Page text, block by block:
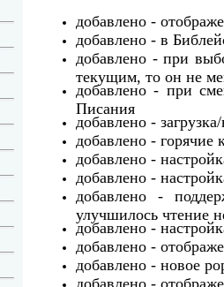
добавлено -
добавлено - в
добавлено - при
текущим, то он не
добавлено - при
Писания
добавлено -
добавлено -
добавлено -
добавлено -
добавлено -
улучшилось чтение
добавлено -
добавлено -
добавлено - новое